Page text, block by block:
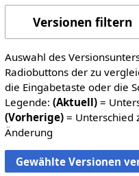
Versionen filtern
Auswahl des
Radiobuttons der zu
die Eingabetaste oder die
Legende: (Aktuell)=
(Vorherige)= Unterschied
Änderung